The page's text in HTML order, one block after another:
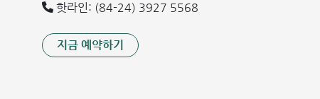
핫라인: (84-24) 3927 5568
지금 예약하기